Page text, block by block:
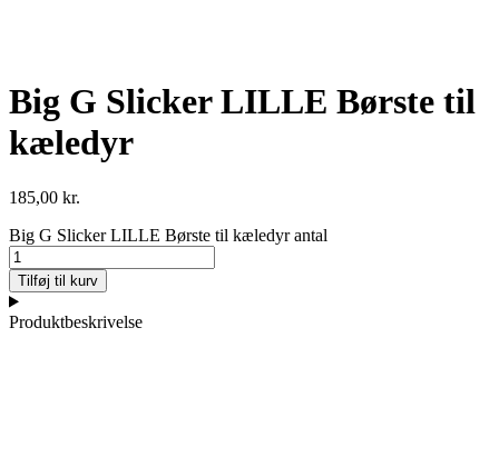
Big G Slicker LILLE Børste til
kæledyr
185,00 kr.
Big G Slicker LILLE Børste til kæledyr antal
Tilføj til kurv
Produktbeskrivelse